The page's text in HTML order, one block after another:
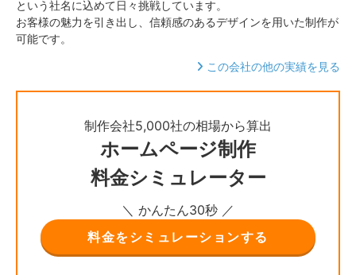
という社名に込めて日々挑戦しています。
お客様の魅力を引き出し、信頼感のあるデザインを用いた制作が
可能です。
この会社の他の実績を見る
制作会社5,000社の相場から算出
ホームページ制作
料金シミュレーター
＼ かんたん30秒 ／
料金をシミュレーションする